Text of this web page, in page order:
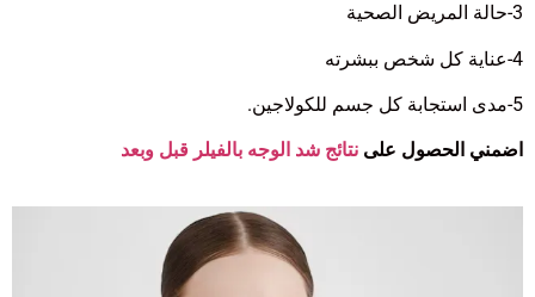
3-حالة المريض الصحية
4-عناية كل شخص ببشرته
5-مدى استجابة كل جسم للكولاجين.
اضمني الحصول على نتائج شد الوجه بالفيلر قبل وبعد